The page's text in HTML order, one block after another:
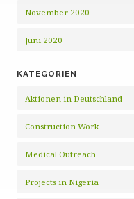
November 2020
Juni 2020
KATEGORIEN
Aktionen in Deutschland
Construction Work
Medical Outreach
Projects in Nigeria